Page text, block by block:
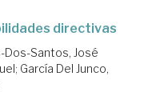
directivas
Dos-Santos, José
; García Del Junco,